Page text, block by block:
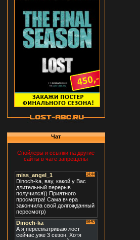
Чат
Спойлеры и ссылки на другие
сайты в чате запрещены